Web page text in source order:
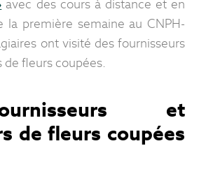
avec des cours à distance et en
la première semaine au CNPH-
ont visité des fournisseurs
fleurs coupées.
et
de fleurs coupées